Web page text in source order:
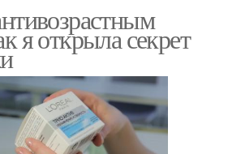
я открыла секрет